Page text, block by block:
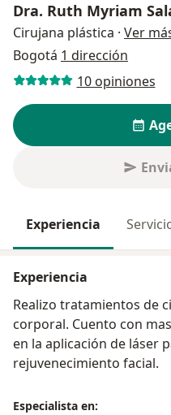
Dra. Ruth Myriam
Cirujana plástica · Ver
Bogotá 1 dirección
10 opiniones
Experiencia
Experiencia
Realizo tratamientos de
corporal. Cuento con
en la aplicación de láser
rejuvenecimiento facial.
Especialista en: